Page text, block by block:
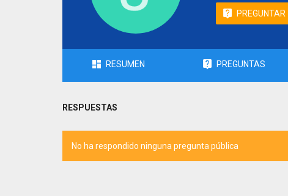
PREGUNTAR
RESUMEN PREGUNTAS
RESPUESTAS
No ha respondido ninguna pregunta pública